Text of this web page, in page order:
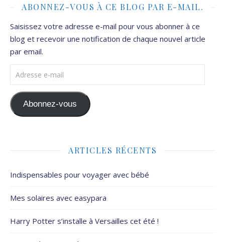
ABONNEZ-VOUS À CE BLOG PAR E-MAIL.
Saisissez votre adresse e-mail pour vous abonner à ce
blog et recevoir une notification de chaque nouvel article
par email.
Adresse e-mail
Abonnez-vous
ARTICLES RÉCENTS
Indispensables pour voyager avec bébé
Mes solaires avec easypara
Harry Potter s’installe à Versailles cet été !